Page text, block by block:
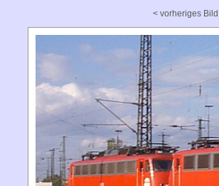
< vorheriges Bild